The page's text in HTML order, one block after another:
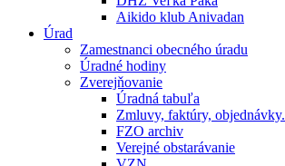
Aikido klub Anivadan
Úrad
Zamestnanci obecného úradu
Úradné hodiny
Zverejňovanie
Úradná tabuľa
Zmluvy, faktúry, objednávky.
FZO archiv
Verejné obstarávanie